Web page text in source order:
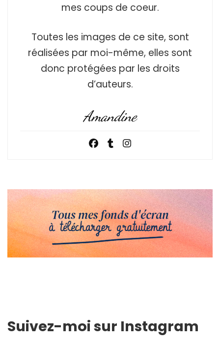
mes coups de coeur.
Toutes les images de ce site, sont
réalisées par moi-même, elles sont
donc protégées par les droits
d’auteurs.
Amandine
Suivez-moi sur Instagram